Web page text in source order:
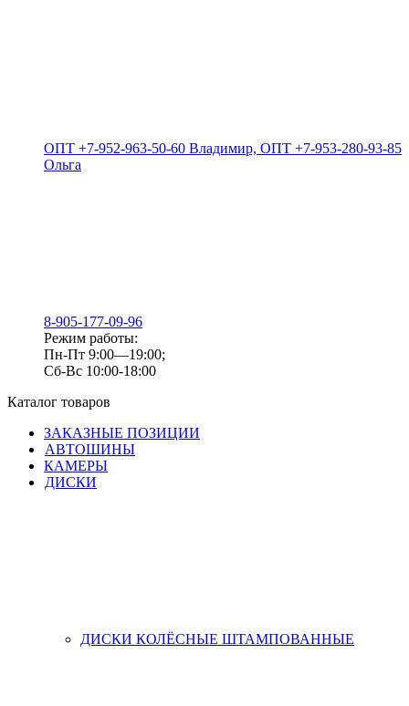
ОПТ +7-952-963-50-60 Владимир, ОПТ +7-953-280-93-85
Ольга
8-905-177-09-96
Режим работы:
Пн-Пт 9:00—19:00;
Сб-Вс 10:00-18:00
Каталог товаров
ЗАКАЗНЫЕ ПОЗИЦИИ
АВТОШИНЫ
КАМЕРЫ
ДИСКИ
ДИСКИ КОЛЁСНЫЕ ШТАМПОВАННЫЕ